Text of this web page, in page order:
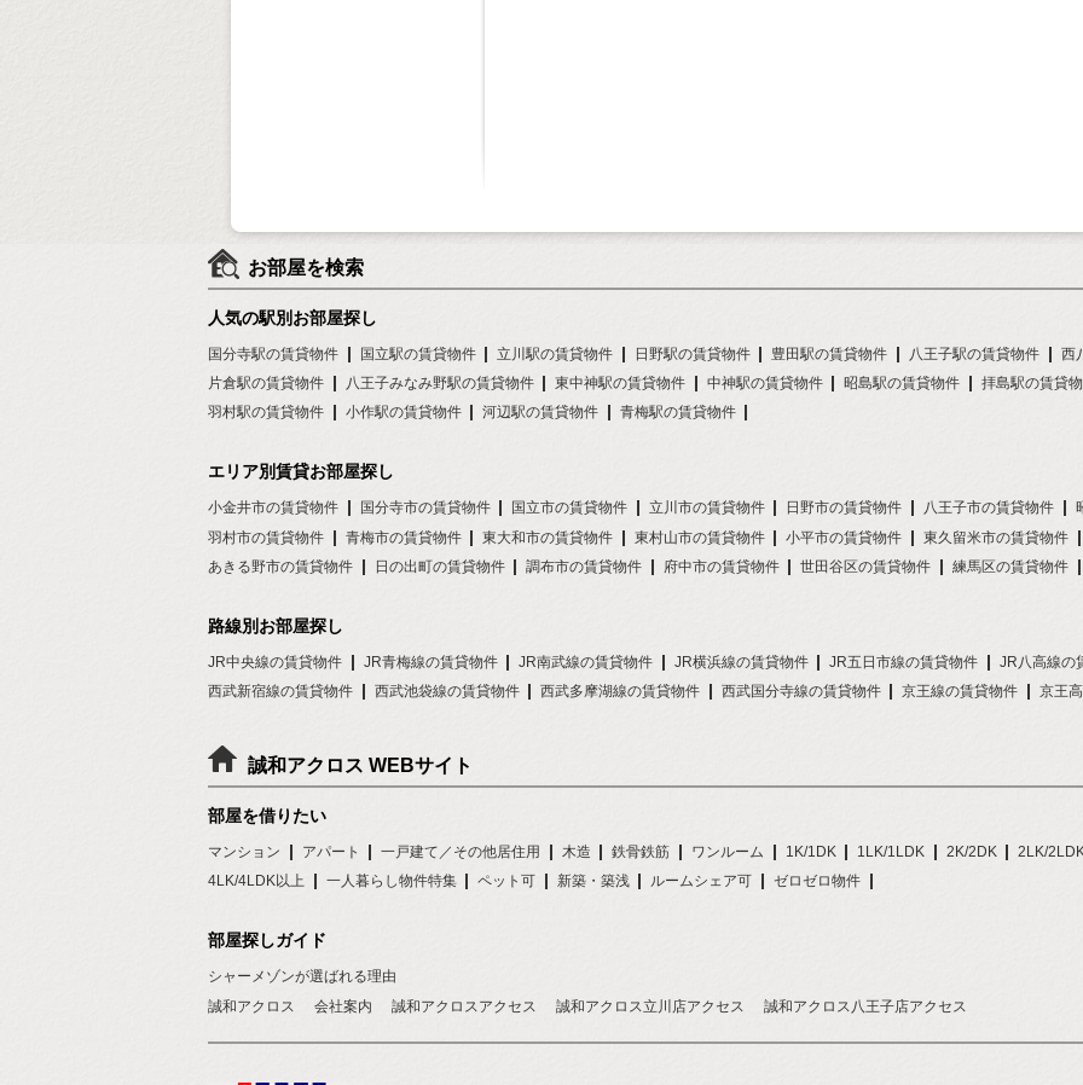
お部屋を検索
人気の駅別お部屋探し
国分寺駅の賃貸物件 国立駅の賃貸物件 立川駅の賃貸物件 日野駅の賃貸物件 豊田駅の賃貸物件 八王子駅の賃貸物件
西
片倉駅の賃貸物件
八王子みなみ野駅の賃貸物件 東中神駅の賃貸物件 中神駅の賃貸物件 昭島駅の賃貸物件
拝島駅の賃貸
羽村駅の賃貸物件
小作駅の賃貸物件 河辺駅の賃貸物件 青梅駅の賃貸物件
エリア別賃貸お部屋探し
小金井市の賃貸物件 国分寺市の賃貸物件 国立市の賃貸物件 立川市の賃貸物件 日野市の賃貸物件 八王子市の賃貸物件
羽村市の賃貸物件
青梅市の賃貸物件 東大和市の賃貸物件 東村山市の賃貸物件 小平市の賃貸物件
東久留米市の賃貸物件
あきる野市の賃貸物件
日の出町の賃貸物件 調布市の賃貸物件 府中市の賃貸物件 世田谷区の賃貸物件 練馬区の賃貸物件
路線別お部屋探し
JR中央線の賃貸物件 JR青梅線の賃貸物件 JR南武線の賃貸物件 JR横浜線の賃貸物件 JR五日市線の賃貸物件
JR八高線の
西武新宿線の賃貸物件
西武池袋線の賃貸物件 西武多摩湖線の賃貸物件 西武国分寺線の賃貸物件 京王線の賃貸物件 京王
誠和アクロス WEBサイト
部屋を借りたい
マンション アパート 一戸建て／その他居住用 木造 鉄骨鉄筋 ワンルーム 1K/1DK 1LK/1LDK 2K/2DK
2LK/
4LK/4LDK以上
一人暮らし物件特集 ペット可 新築・築浅 ルームシェア可 ゼロゼロ物件
部屋探しガイド
シャーメゾンが選ばれる理由
誠和アクロス
会社案内 誠和アクロスアクセス 誠和アクロス立川店アクセス 誠和アクロス八王子店アクセス